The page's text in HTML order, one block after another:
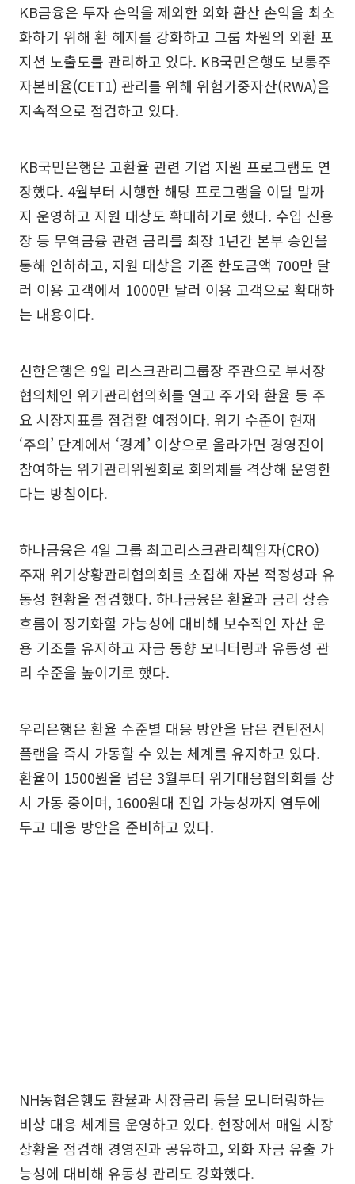
KB금융은 투자 손익을 제외한 외화 환산 손익을 최소
화하기 위해 환 헤지를 강화하고 그룹 차원의 외환 포
지션 노출도를 관리하고 있다. KB국민은행도 보통주
자본비율(CET1) 관리를 위해 위험가중자산(RWA)을
지속적으로 점검하고 있다.
KB국민은행은 고환율 관련 기업 지원 프로그램도 연
장했다. 4월부터 시행한 해당 프로그램을 이달 말까
지 운영하고 지원 대상도 확대하기로 했다. 수입 신용
장 등 무역금융 관련 금리를 최장 1년간 본부 승인을
통해 인하하고, 지원 대상을 기존 한도금액 700만 달
러 이용 고객에서 1000만 달러 이용 고객으로 확대하
는 내용이다.
신한은행은 9일 리스크관리그룹장 주관으로 부서장
협의체인 위기관리협의회를 열고 주가와 환율 등 주
요 시장지표를 점검할 예정이다. 위기 수준이 현재
‘주의’ 단계에서 ‘경계’ 이상으로 올라가면 경영진이
참여하는 위기관리위원회로 회의체를 격상해 운영한
다는 방침이다.
하나금융은 4일 그룹 최고리스크관리책임자(CRO)
주재 위기상황관리협의회를 소집해 자본 적정성과 유
동성 현황을 점검했다. 하나금융은 환율과 금리 상승
흐름이 장기화할 가능성에 대비해 보수적인 자산 운
용 기조를 유지하고 자금 동향 모니터링과 유동성 관
리 수준을 높이기로 했다.
우리은행은 환율 수준별 대응 방안을 담은 컨틴전시
플랜을 즉시 가동할 수 있는 체계를 유지하고 있다.
환율이 1500원을 넘은 3월부터 위기대응협의회를 상
시 가동 중이며, 1600원대 진입 가능성까지 염두에
두고 대응 방안을 준비하고 있다.
NH농협은행도 환율과 시장금리 등을 모니터링하는
비상 대응 체계를 운영하고 있다. 현장에서 매일 시장
상황을 점검해 경영진과 공유하고, 외화 자금 유출 가
능성에 대비해 유동성 관리도 강화했다.